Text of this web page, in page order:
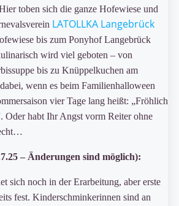
toben sich die ganze Hofewiese und
LATOLLKA Langebrück
bis zum Ponyhof Langebrück
wird viel geboten – von
bis zu Knüppelkuchen am
wenn es beim Familienhalloween
vier Tage lang heißt: „Fröhlich
Oder habt Ihr Angst vorm Reiter ohne
– Änderungen sind möglich):
sich noch in der Erarbeitung, aber erste
fest. Kinderschminkerinnen sind an